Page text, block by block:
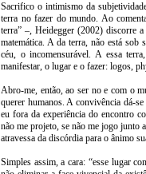
Sacrifico o intimismo da
terra no fazer do mundo. Ao
terra” –, Heidegger (2002) discorre
matemática. A da terra, não está
céu, o incomensurável. A essa
manifestar, o lugar e o fazer: logos,
Abro-me, então, ao ser no e com o
querer humanos. A convivência dá-
eu fora da experiência do encontro
não me projeto, se não me jogo junto
atravessa da discórdia para o ânimo
Simples assim, a cara: “esse lugar